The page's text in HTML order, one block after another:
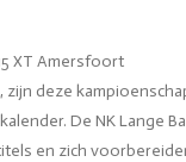
XT Amersfoort
deze
De NK Lange
en zich